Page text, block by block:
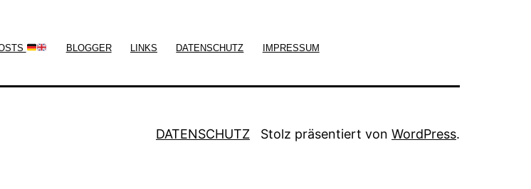
BLOGGER LINKS DATENSCHUTZ IMPRESSUM
DATENSCHUTZ Stolz präsentiert von WordPress.